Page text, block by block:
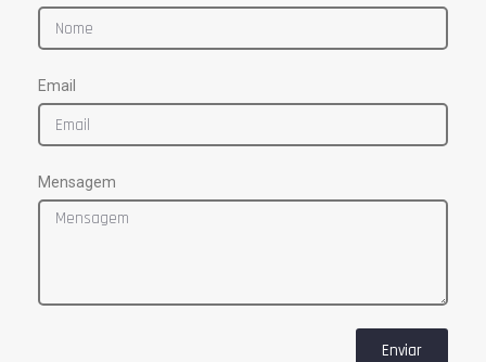
Email
Mensagem
Enviar